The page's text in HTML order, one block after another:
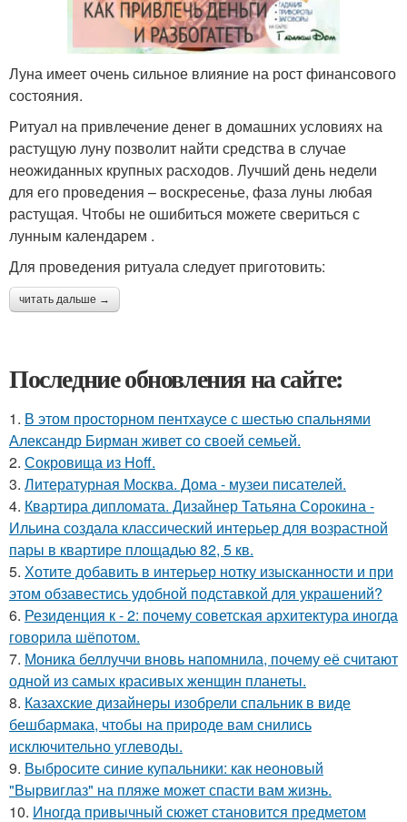
Луна имеет очень сильное влияние на рост финансового
состояния.
Ритуал на привлечение денег в домашних условиях на
растущую луну позволит найти средства в случае
неожиданных крупных расходов. Лучший день недели
для его проведения – воскресенье, фаза луны любая
растущая. Чтобы не ошибиться можете свериться с
лунным календарем .
Для проведения ритуала следует приготовить:
читать дальше →
Последние обновления на сайте:
1. В этом просторном пентхаусе с шестью спальнями
Александр Бирман живет со своей семьей.
2. Сокровища из Hoff.
3. Литературная Москва. Дома - музеи писателей.
4. Квартира дипломата. Дизайнер Татьяна Сорокина -
Ильина создала классический интерьер для возрастной
пары в квартире площадью 82, 5 кв.
5. Хотите добавить в интерьер нотку изысканности и при
этом обзавестись удобной подставкой для украшений?
6. Резиденция к - 2: почему советская архитектура иногда
говорила шёпотом.
7. Моника беллуччи вновь напомнила, почему её считают
одной из самых красивых женщин планеты.
8. Казахские дизайнеры изобрели спальник в виде
бешбармака, чтобы на природе вам снились
исключительно углеводы.
9. Выбросите синие купальники: как неоновый
"Вырвиглаз" на пляже может спасти вам жизнь.
10. Иногда привычный сюжет становится предметом